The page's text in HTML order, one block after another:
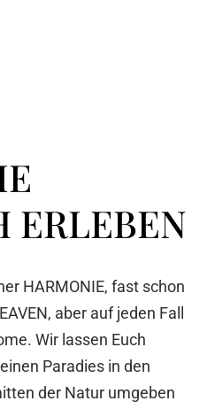
ERLEBEN
HARMONIE, fast schon
aber auf jeden Fall
Wir lassen Euch
Paradies in den
der Natur umgeben